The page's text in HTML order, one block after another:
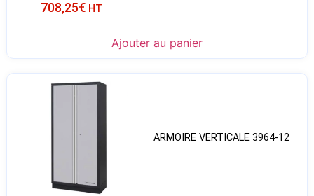
708,25€ HT
Ajouter au panier
ARMOIRE VERTICALE 3964-12